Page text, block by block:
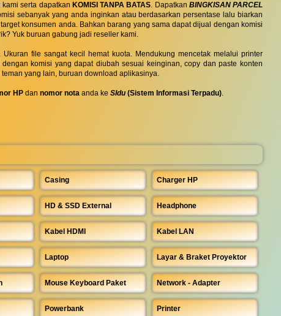
kami serta dapatkan KOMISI TANPA BATAS. Dapatkan BINGKISAN PARCEL
sebanyak yang anda inginkan atau berdasarkan persentase lalu biarkan
konsumen anda. Bahkan barang yang sama dapat dijual dengan komisi
Yuk buruan gabung jadi reseller kami.
file sangat kecil hemat kuota. Mendukung mencetak melalui printer
komisi yang dapat diubah sesuai keinginan, copy dan paste konten
yang lain, buruan download aplikasinya.
HP dan nomor nota anda ke SIdu (Sistem Informasi Terpadu).
Casing Charger HP
HD & SSD External Headphone
Kabel HDMI Kabel LAN
Laptop Layar & Braket Proyektor
Mouse Keyboard Paket Network - Adapter
Powerbank Printer